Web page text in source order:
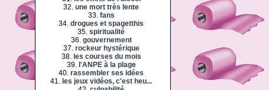
32. une mort très lente
33. fans
34. drogues et spagetthis
35. spiritualité
36. gouvernement
37. rockeur hystérique
38. les courses du mois
39. l'ANPE à la plage
40. rassembler ses idées
41. les jeux vidéos, c'est heu...